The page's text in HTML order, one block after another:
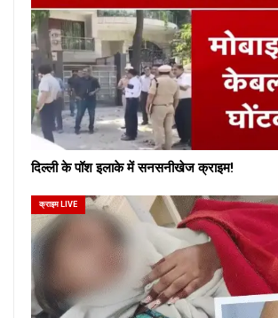
दिल्ली के पॉश इलाके में सनसनीखेज क्राइम!
क्राइम LIVE